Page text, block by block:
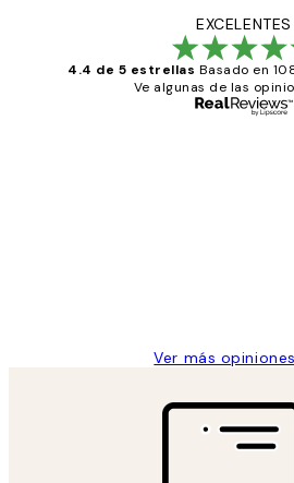
EXCELENTES
4.4 de 5 estrellas Basado en
Ve algunas de las
Ver más